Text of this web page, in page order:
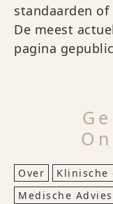
standaarden
De meest
pagina
Over
Klinische
Medische